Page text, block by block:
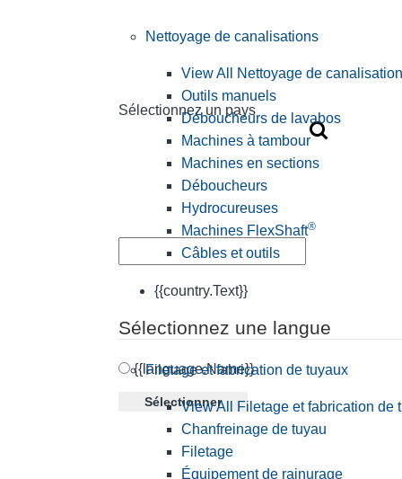
Sélectionnez un pays
{{country.Text}}
Sélectionnez une langue
{{language.Name}}
Sélectionner
Nettoyage de canalisations
View All Nettoyage de
Outils manuels
Déboucheurs de lavabos
Machines à tambour
Machines en sections
Déboucheurs
Hydrocureuses
Machines FlexShaft®
Câbles et outils
Filetage et fabrication de tuyaux
View All Filetage et fabrication de
Chanfreinage de tuyau
Filetage
Équipement de rainurage